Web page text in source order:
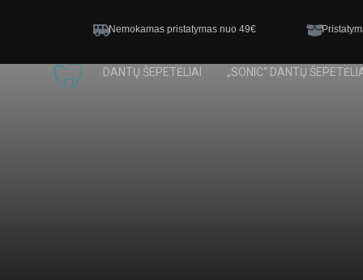
Nemokamas pristatymas nuo 49€
DANTŲ ŠEPETĖLIAI „SONIC“ DANTŲ